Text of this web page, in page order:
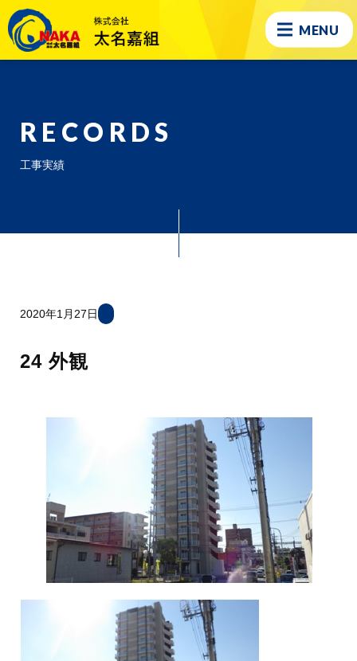
MENU
RECORDS
工事実績
2020年1月27日
24 外観